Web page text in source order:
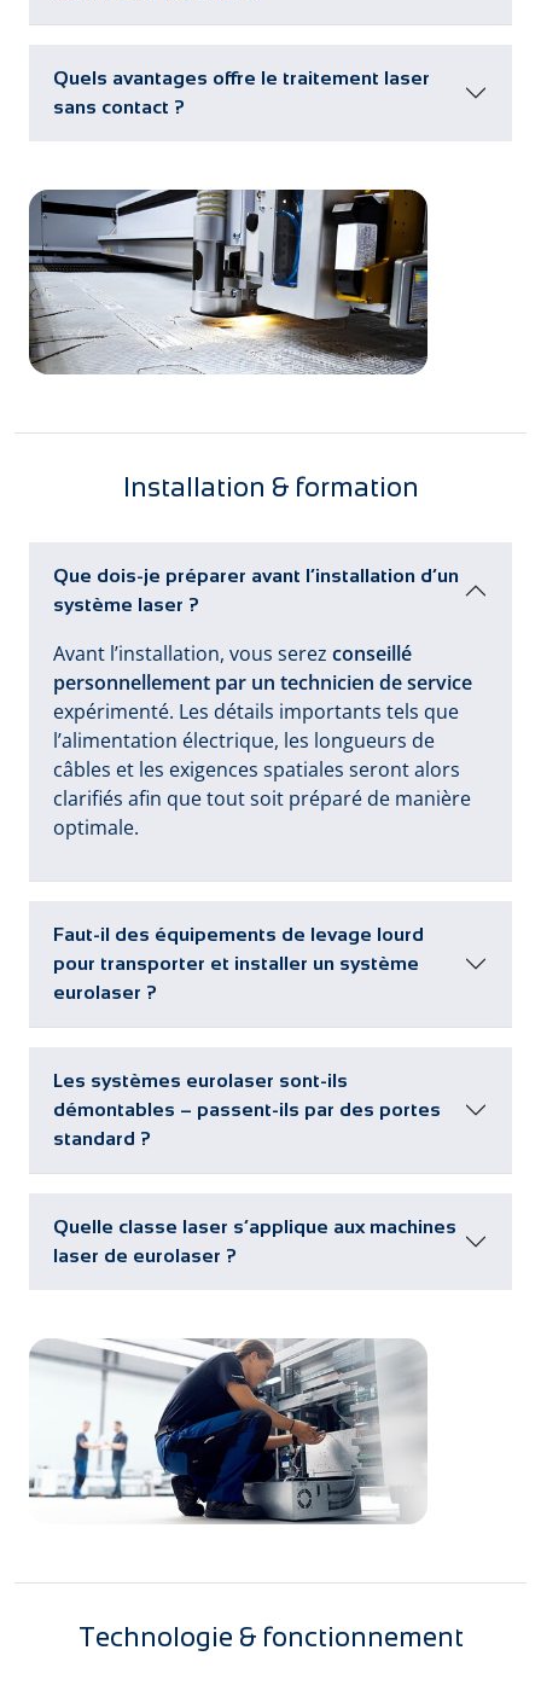
Quels avantages offre le traitement laser
sans contact ?
Installation & formation
Que dois-je préparer avant l’installation d’un
système laser ?
Avant l’installation, vous serez conseillé
personnellement par un technicien de service
expérimenté. Les détails importants tels que
l’alimentation électrique, les longueurs de
câbles et les exigences spatiales seront alors
clarifiés afin que tout soit préparé de manière
optimale.
Faut-il des équipements de levage lourd
pour transporter et installer un système
eurolaser ?
Les systèmes eurolaser sont-ils
démontables – passent-ils par des portes
standard ?
Quelle classe laser s’applique aux machines
laser de eurolaser ?
Technologie & fonctionnement